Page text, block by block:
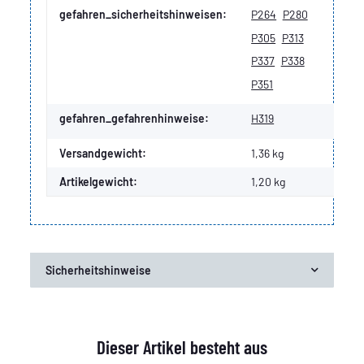
gefahren_sicherheitshinweisen: P264 P280
P305 P313
P337 P338
P351
gefahren_gefahrenhinweise: H319
Versandgewicht: 1,36 kg
Artikelgewicht: 1,20 kg
Sicherheitshinweise
Dieser Artikel besteht aus